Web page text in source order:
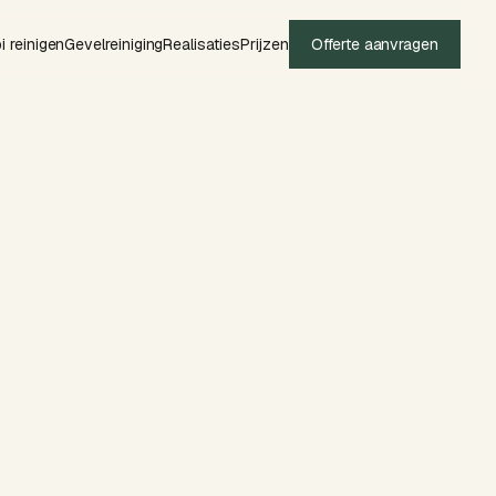
reinigenGevelreinigingRealisatiesPrijzen Offerte aanvragen